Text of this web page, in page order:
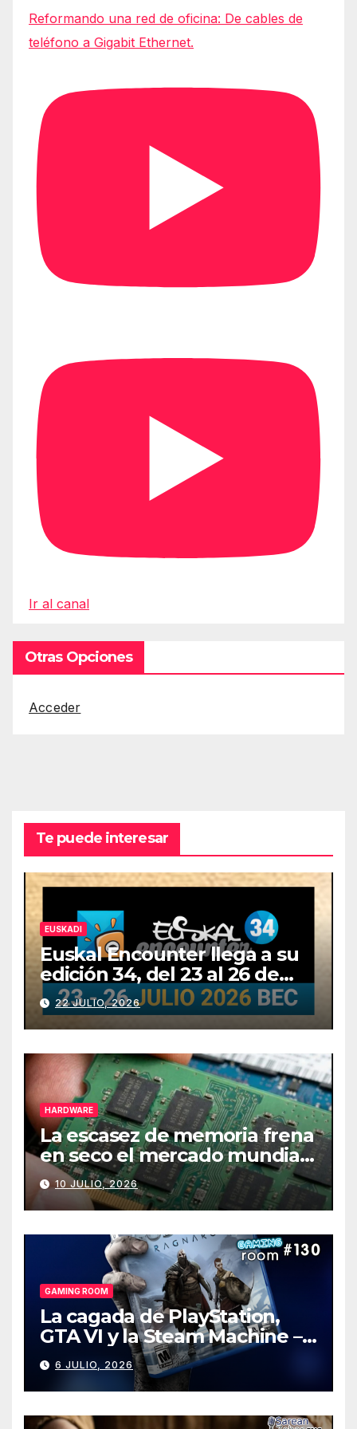
Reformando una red de oficina: De cables de
teléfono a Gigabit Ethernet.
Ir al canal
Otras Opciones
Acceder
Te puede interesar
EUSKADI
Euskal Encounter llega a su
edición 34, del 23 al 26 de
julio
22 JULIO, 2026
HARDWARE
La escasez de memoria frena
en seco el mercado mundial
de PCs
10 JULIO, 2026
GAMING ROOM
La cagada de PlayStation,
GTA VI y la Steam Machine –
Gaming Room #130
6 JULIO, 2026